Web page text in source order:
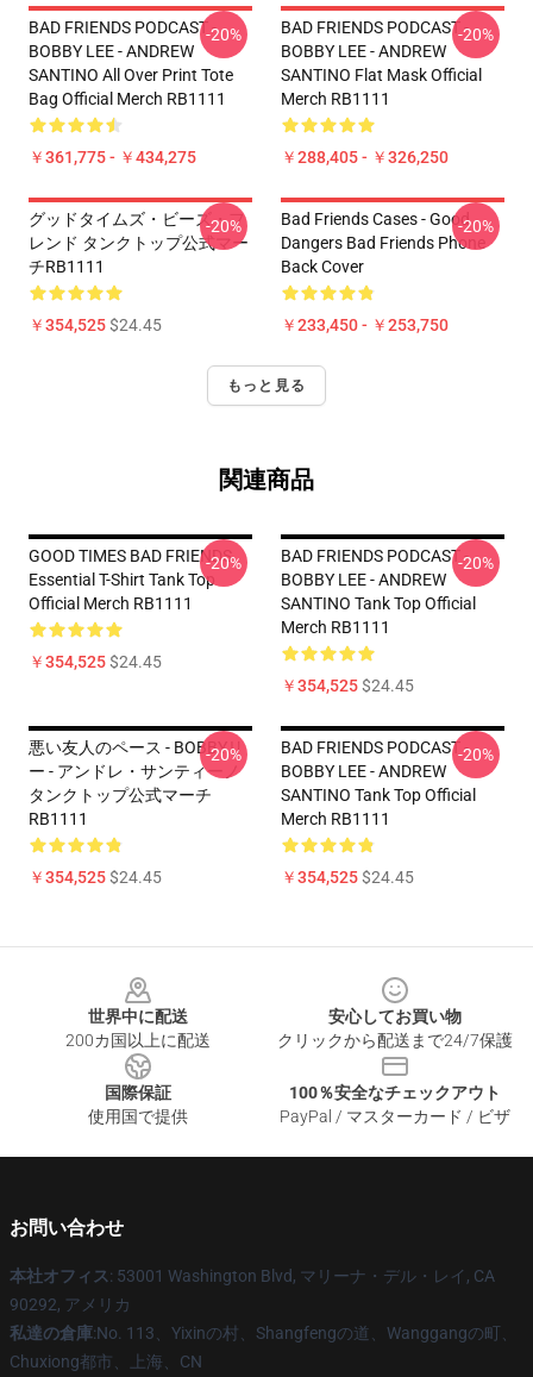
BAD FRIENDS PODCAST -
BOBBY LEE - ANDREW
SANTINO All Over Print Tote
Bag Official Merch RB1111
￥361,775 - ￥434,275
-20%
BAD FRIENDS PODCAST -
BOBBY LEE - ANDREW
SANTINO Flat Mask Official
Merch RB1111
￥288,405 - ￥326,250
-20%
グッドタイムズ・ビーズ・フ
レンド タンクトップ公式マー
チRB1111
￥354,525$24.45
-20%
Bad Friends Cases - Good
Dangers Bad Friends Phone
Back Cover
￥233,450 - ￥253,750
-20%
もっと見る
関連商品
GOOD TIMES BAD FRIENDS
Essential T-Shirt Tank Top
Official Merch RB1111
￥354,525$24.45
-20%
BAD FRIENDS PODCAST -
BOBBY LEE - ANDREW
SANTINO Tank Top Official
Merch RB1111
￥354,525$24.45
-20%
悪い友人のペース - BOBBYリ
ー - アンドレ・サンティーノ
タンクトップ公式マーチ
RB1111
￥354,525$24.45
-20%
BAD FRIENDS PODCAST -
BOBBY LEE - ANDREW
SANTINO Tank Top Official
Merch RB1111
￥354,525$24.45
-20%
世界中に配送
200カ国以上に配送
安心してお買い物
クリックから配送まで24/7保護
国際保証
使用国で提供
100％安全なチェックアウト
PayPal / マスターカード / ビザ
お問い合わせ
本社オフィス: 53001 Washington Blvd, マリーナ・デル・レイ, CA
90292, アメリカ
私達の倉庫:No. 113、Yixinの村、Shangfengの道、Wanggangの町、
Chuxiong都市、上海、CN